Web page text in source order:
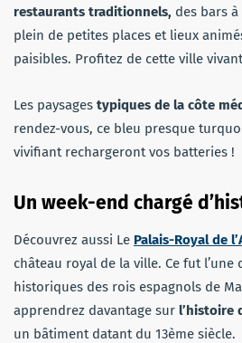
restaurants traditionnels, des bars
plein de petites places et lieux
paisibles. Profitez de cette ville
Les paysages typiques de la côte
rendez-vous, ce bleu presque
vivifiant rechargeront vos batteries !
Un week-end chargé
Découvrez aussi Le Palais-Royal de
château royal de la ville. Ce fut l’une
historiques des rois espagnols de
apprendrez davantage sur l’histoire
un bâtiment datant du 13ème siècle.